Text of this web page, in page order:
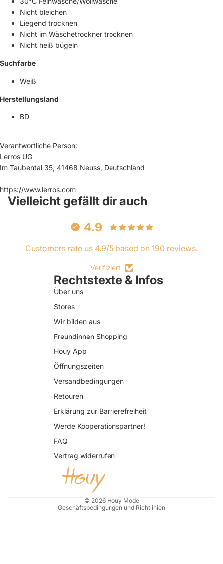
Nicht bleichen
Liegend trocknen
Nicht im Wäschetrockner trocknen
Nicht heiß bügeln
Suchfarbe
Weiß
Herstellungsland
BD
Verantwortliche Person:
Lerros UG
Im Taubental 35, 41468 Neuss, Deutschland
https://www.lerros.com
Vielleicht gefällt dir auch
4.9
Customers rate us 4.9/5 based on 190 reviews.
Verifiziert
Rechtstexte & Infos
Über uns
Stores
Wir bilden aus
Freundinnen Shopping
Houy App
Öffnungszeiten
Versandbedingungen
Retouren
Erklärung zur Barrierefreiheit
Werde Kooperationspartner!
FAQ
Vertrag widerrufen
© 2026 Houy Mode
Geschäftsbedingungen und Richtlinien
Kontaktinformationen